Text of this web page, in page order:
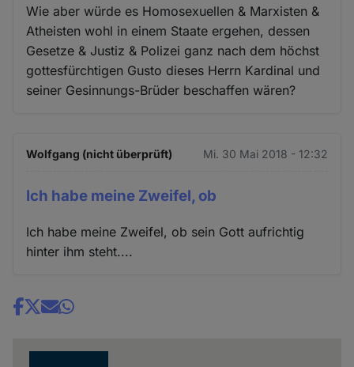
Wie aber würde es Homosexuellen & Marxisten &
Atheisten wohl in einem Staate ergehen, dessen
Gesetze & Justiz & Polizei ganz nach dem höchst
gottesfürchtigen Gusto dieses Herrn Kardinal und
seiner Gesinnungs-Brüder beschaffen wären?
Wolfgang (nicht überprüft) Mi. 30 Mai 2018 - 12:32
Ich habe meine Zweifel, ob
Ich habe meine Zweifel, ob sein Gott aufrichtig
hinter ihm steht....
Share